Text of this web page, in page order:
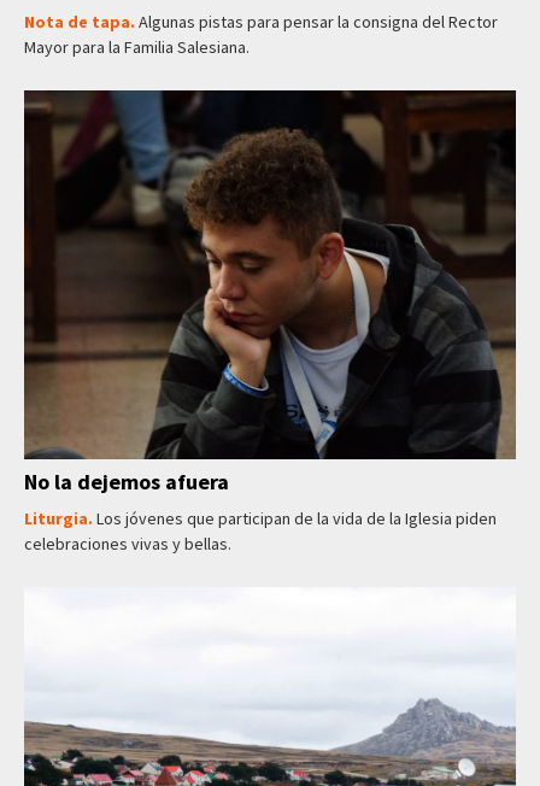
Nota de tapa. Algunas pistas para pensar la consigna del Rector
Mayor para la Familia Salesiana.
No la dejemos afuera
Liturgia. Los jóvenes que participan de la vida de la Iglesia piden
celebraciones vivas y bellas.